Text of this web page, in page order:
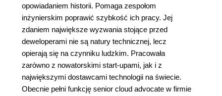
opowiadaniem historii. Pomaga zespołom
inżynierskim poprawić szybkość ich pracy. Jej
zdaniem największe wyzwania stojące przed
deweloperami nie są natury technicznej, lecz
opierają się na czynniku ludzkim. Pracowała
zarówno z nowatorskimi start-upami, jak i z
największymi dostawcami technologii na świecie.
Obecnie pełni funkcję senior cloud advocate w firmie